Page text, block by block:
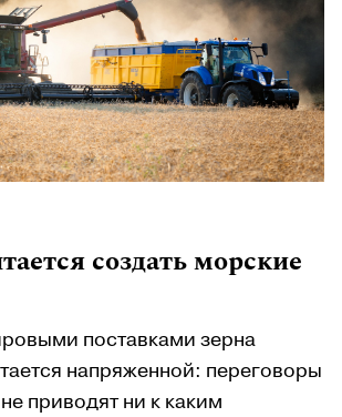
создать морские
поставками зерна
напряженной: переговоры
приводят ни к каким